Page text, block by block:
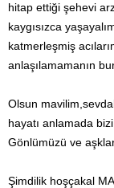
hitap ettiği şehevi
kaygısızca
katmerleşmiş
anlaşılamamanın
Olsun
hayatı anlamada
Gönlümüzü ve
Şimdilik hoşçakal